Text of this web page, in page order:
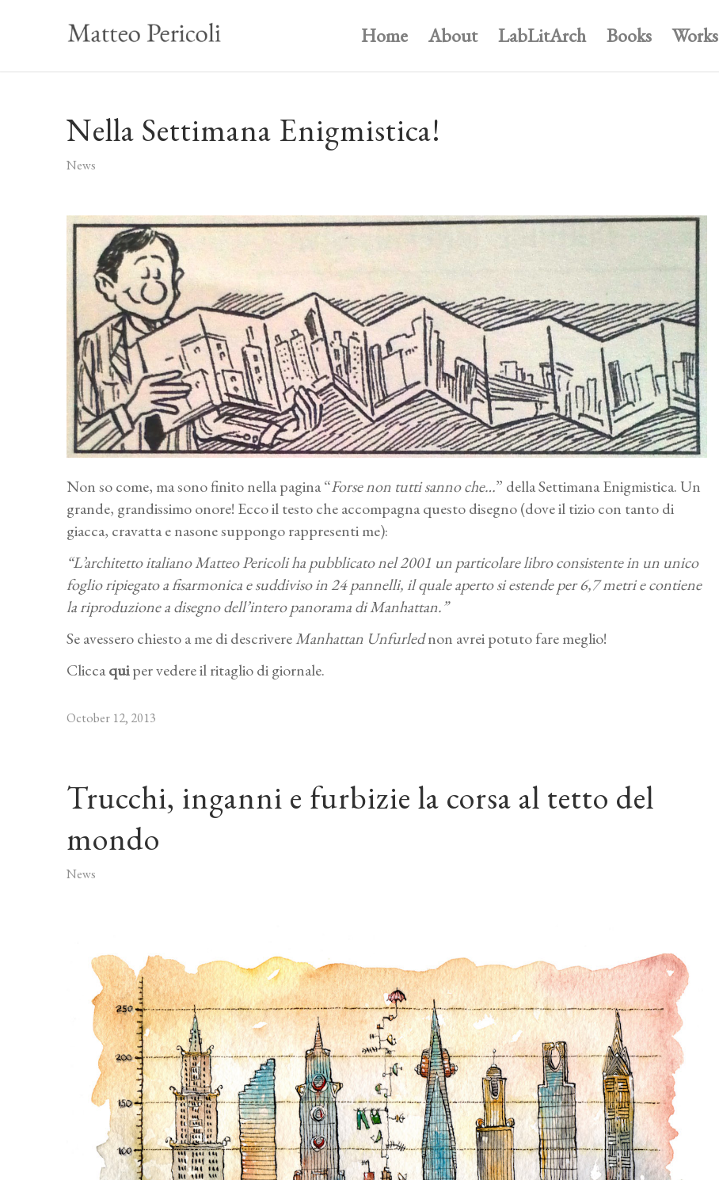
Home About LabLitArch Books Works
Nella Settimana Enigmistica!
News
Non so come, ma sono finito nella pagina “Forse non tutti sanno che…” della Settimana Enigmistica. Un
grande, grandissimo onore! Ecco il testo che accompagna questo disegno (dove il tizio con tanto di
giacca, cravatta e nasone suppongo rappresenti me):
“L’architetto italiano Matteo Pericoli ha pubblicato nel 2001 un particolare libro consistente in un unico
foglio ripiegato a fisarmonica e suddiviso in 24 pannelli, il quale aperto si estende per 6,7 metri e contiene
la riproduzione a disegno dell’intero panorama di Manhattan.”
Se avessero chiesto a me di descrivereManhattan Unfurlednon avrei potuto fare meglio!
Cliccaquiper vedere il ritaglio di giornale.
October 12, 2013
Trucchi, inganni e furbizie la corsa al tetto del
mondo
News